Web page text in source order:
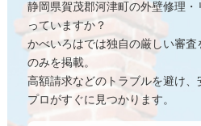
静岡県賀茂郡河津町の外壁修理
っていますか？
かべいろはでは独自の厳しい審
のみを掲載。
高額請求などのトラブルを避け
プロがすぐに見つかります。